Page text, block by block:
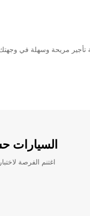
السيارات
اغتنم الفرصة